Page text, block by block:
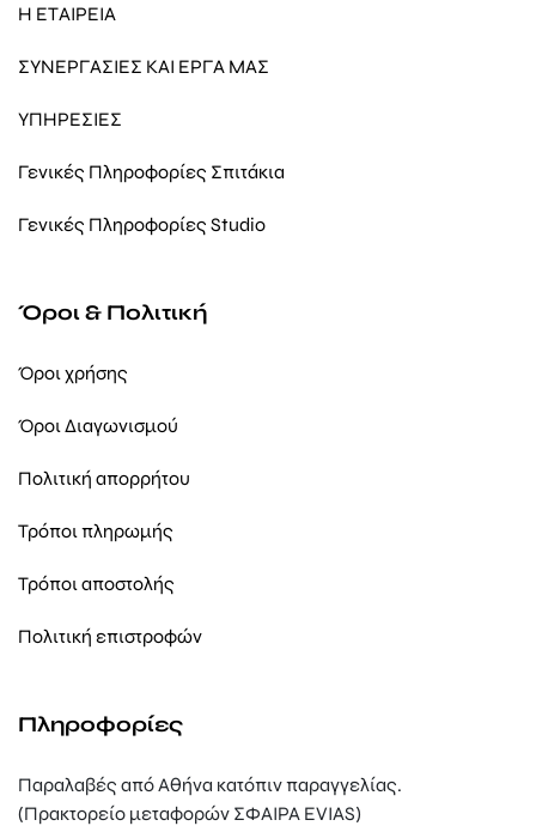
Η ΕΤΑΙΡΕΙΑ
ΣΥΝΕΡΓΑΣΙΕΣ ΚΑΙ ΕΡΓΑ ΜΑΣ
ΥΠΗΡΕΣΙΕΣ
Γενικές Πληροφορίες Σπιτάκια
Γενικές Πληροφορίες Studio
Όροι & Πολιτική
Όροι χρήσης
Όροι Διαγωνισμού
Πολιτική απορρήτου
Τρόποι πληρωμής
Τρόποι αποστολής
Πολιτική επιστροφών
Πληροφορίες
Παραλαβές από Αθήνα κατόπιν παραγγελίας.
(Πρακτορείο μεταφορών ΣΦΑΙΡΑ EVIAS)